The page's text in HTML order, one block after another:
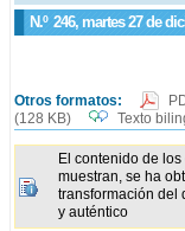
N.º 246, martes 27 de
Otros formatos:
(128 KB)
Texto
El contenido de
muestran, se ha
transformación del
y auténtico